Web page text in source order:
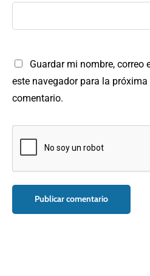
Guardar mi nombre, correo
este navegador para la
comentario.